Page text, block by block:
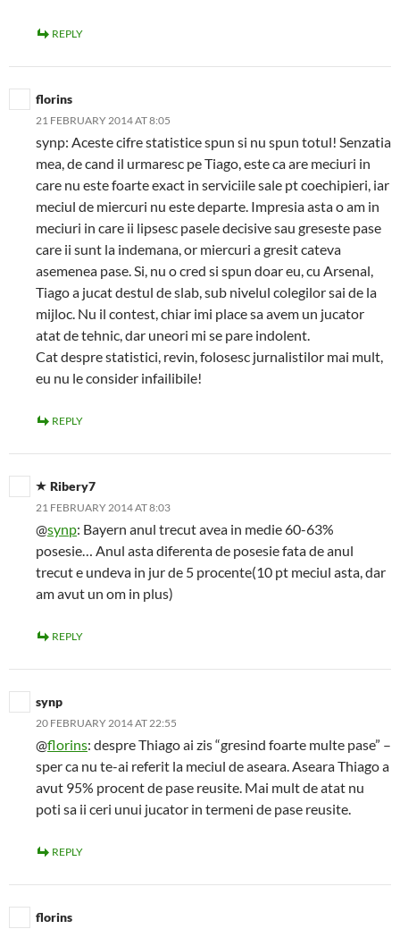
REPLY
florins
21 FEBRUARY 2014 AT 8:05
synp: Aceste cifre statistice spun si nu spun totul! Senzatia
mea, de cand il urmaresc pe Tiago, este ca are meciuri in
care nu este foarte exact in serviciile sale pt coechipieri, iar
meciul de miercuri nu este departe. Impresia asta o am in
meciuri in care ii lipsesc pasele decisive sau greseste pase
care ii sunt la indemana, or miercuri a gresit cateva
asemenea pase. Si, nu o cred si spun doar eu, cu Arsenal,
Tiago a jucat destul de slab, sub nivelul colegilor sai de la
mijloc. Nu il contest, chiar imi place sa avem un jucator
atat de tehnic, dar uneori mi se pare indolent.
Cat despre statistici, revin, folosesc jurnalistilor mai mult,
eu nu le consider infailibile!
REPLY
Ribery7
21 FEBRUARY 2014 AT 8:03
@synp: Bayern anul trecut avea in medie 60-63%
posesie… Anul asta diferenta de posesie fata de anul
trecut e undeva in jur de 5 procente(10 pt meciul asta, dar
am avut un om in plus)
REPLY
synp
20 FEBRUARY 2014 AT 22:55
@florins: despre Thiago ai zis “gresind foarte multe pase” –
sper ca nu te-ai referit la meciul de aseara. Aseara Thiago a
avut 95% procent de pase reusite. Mai mult de atat nu
poti sa ii ceri unui jucator in termeni de pase reusite.
REPLY
florins